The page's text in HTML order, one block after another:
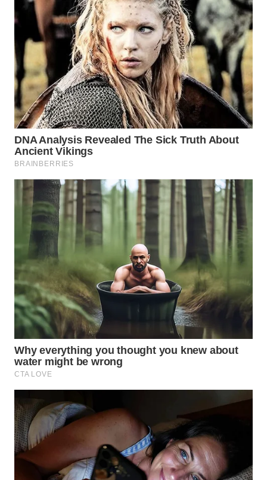
WAHANANEWS
WAHANANEWS
CO ID
WAHANANEWS
NET
WAHANA
SPORT
WAHANA
UMKM
WAHANA
SELEB
WAHANA
PERSONA
WAHANA
OTOMOTIF
WAHANA
HEALTH
WAHANA
DESA
WISATA